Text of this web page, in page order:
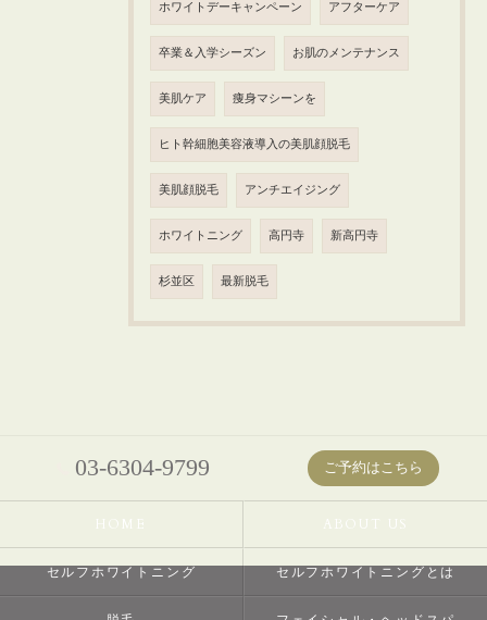
ホワイトデーキャンペーン アフターケア
卒業＆入学シーズン お肌のメンテナンス
美肌ケア 痩身マシーンを
ヒト幹細胞美容液導入の美肌顔脱毛
美肌顔脱毛 アンチエイジング
ホワイトニング 高円寺 新高円寺
杉並区 最新脱毛
03-6304-9799 ご予約はこちら
HOME ABOUT US
セルフホワイトニング セルフホワイトニングとは